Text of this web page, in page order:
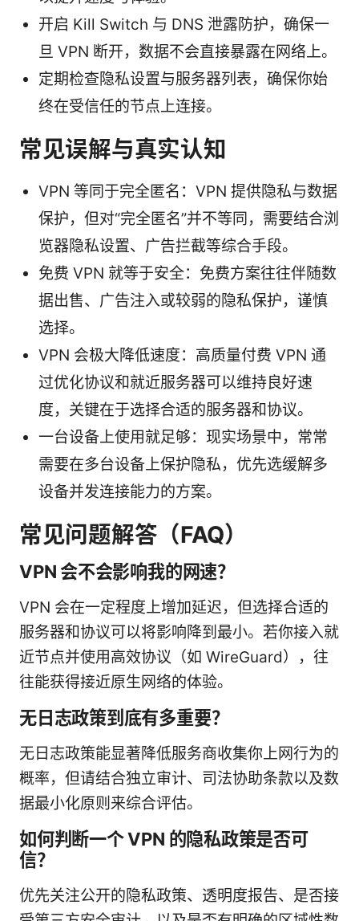
开启 Kill Switch 与 DNS 泄露防护，确保一
旦 VPN 断开，数据不会直接暴露在网络上。
定期检查隐私设置与服务器列表，确保你始
终在受信任的节点上连接。
常见误解与真实认知
VPN 等同于完全匿名：VPN 提供隐私与数据
保护，但对“完全匿名”并不等同，需要结合浏
览器隐私设置、广告拦截等综合手段。
免费 VPN 就等于安全：免费方案往往伴随数
据出售、广告注入或较弱的隐私保护，谨慎
选择。
VPN 会极大降低速度：高质量付费 VPN 通
过优化协议和就近服务器可以维持良好速
度，关键在于选择合适的服务器和协议。
一台设备上使用就足够：现实场景中，常常
需要在多台设备上保护隐私，优先选缓解多
设备并发连接能力的方案。
常见问题解答（FAQ）
VPN 会不会影响我的网速？
VPN 会在一定程度上增加延迟，但选择合适的
服务器和协议可以将影响降到最小。若你接入就
近节点并使用高效协议（如 WireGuard），往
往能获得接近原生网络的体验。
无日志政策到底有多重要？
无日志政策能显著降低服务商收集你上网行为的
概率，但请结合独立审计、司法协助条款以及数
据最小化原则来综合评估。
如何判断一个 VPN 的隐私政策是否可
信？
优先关注公开的隐私政策、透明度报告、是否接